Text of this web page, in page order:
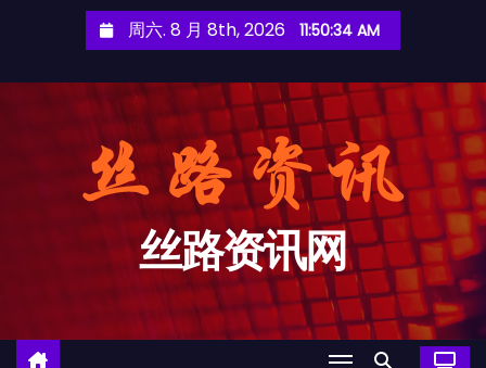
周六. 8 月 8th, 2026 11:50:35 AM
丝路资讯网